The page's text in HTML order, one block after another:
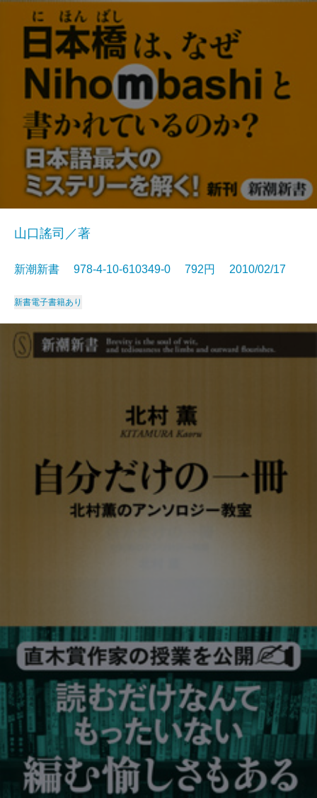
山口謠司／著
新潮新書 978-4-10-610349-0 792円 2010/02/17
新書電子書籍あり